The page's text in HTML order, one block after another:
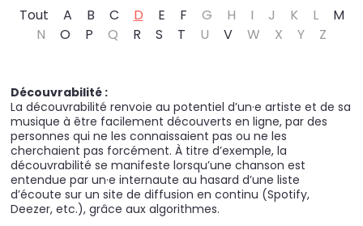
Tout A B C D E F G H I J K L
M
N
O P Q R S T U V W X Y Z
Découvrabilité :
La découvrabilité renvoie au potentiel d’un·e artiste et de sa
musique à être facilement découverts en ligne, par des
personnes qui ne les connaissaient pas ou ne les
cherchaient pas forcément. À titre d’exemple, la
découvrabilité se manifeste lorsqu’une chanson est
entendue par un·e internaute au hasard d’une liste
d’écoute sur un site de diffusion en continu (Spotify,
Deezer, etc.), grâce aux algorithmes.